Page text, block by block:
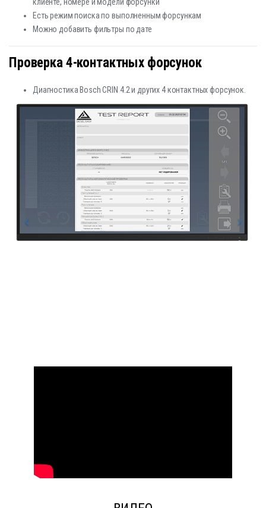
клиенте, номере и модели форсунки
Есть режим поиска по выполненным форсункам
Можно добавить фильтры по дате
Проверка 4-контактных форсунок
Диагностика Bosch CRIN 4.2 и других 4 контактных форсунок.